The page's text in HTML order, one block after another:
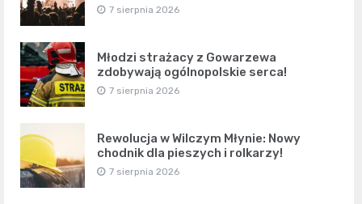
7 sierpnia 2026
Młodzi strażacy z Gowarzewa
zdobywają ogólnopolskie serca!
7 sierpnia 2026
Rewolucja w Wilczym Młynie: Nowy
chodnik dla pieszych i rolkarzy!
7 sierpnia 2026